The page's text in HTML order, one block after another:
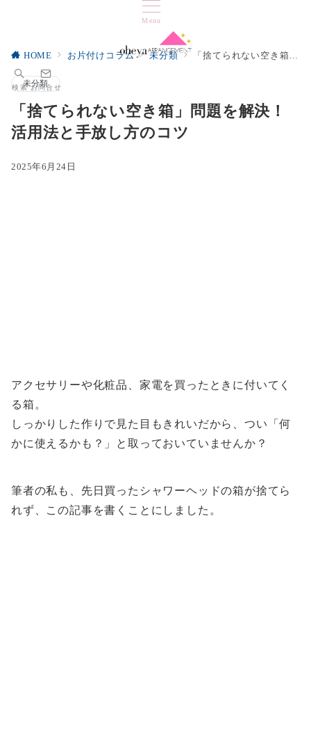
Menu
検索 お問合せ
HOME お片付けコラム 未分類 「捨てられない空き箱」問題を解決！活用法と手放し方のコツ
未分類
「捨てられない空き箱」問題を解決！
活用法と手放し方のコツ
2025年6月24日
アクセサリーや化粧品、家電を買ったときに付いてく
る箱。
しっかりした作りで見た目もきれいだから、つい「何
かに使えるかも？」と取っておいていませんか？
筆者の私も、先日買ったシャワーヘッドの箱が捨てら
れず、この記事を書くことにしました。